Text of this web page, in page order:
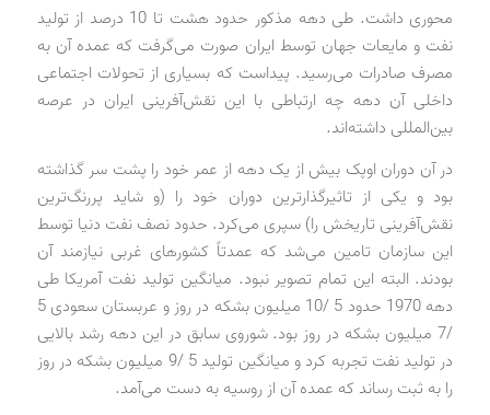
محوری داشت. طی دهه مذکور حدود هشت تا 10 درصد از تولید
نفت و مایعات جهان توسط ایران صورت می‌گرفت که عمده آن به
مصرف صادرات می‌رسید. پیداست که بسیاری از تحولات اجتماعی
داخلی آن دهه چه ارتباطی با این نقش‌آفرینی ایران در عرصه
بین‌المللی داشته‌اند.
در آن دوران اوپک بیش از یک دهه از عمر خود را پشت سر گذاشته
بود و یکی از تاثیرگذارترین دوران خود را (و شاید پررنگ‌ترین
نقش‌آفرینی تاریخش را) سپری می‌کرد. حدود نصف نفت دنیا توسط
این سازمان تامین می‌شد که عمدتاً کشورهای غربی نیازمند آن
بودند. البته این تمام تصویر نبود. میانگین تولید نفت آمریکا طی
دهه 1970 حدود 5 /10 میلیون بشکه در روز و عربستان سعودی 5
/7 میلیون بشکه در روز بود. شوروی سابق در این دهه رشد بالایی
در تولید نفت تجربه کرد و میانگین تولید 5 /9 میلیون بشکه در روز
را به ثبت رساند که عمده آن از روسیه به دست می‌آمد.